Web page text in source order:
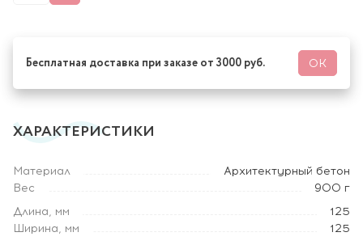
Бесплатная доставка при заказе от 3000 руб. ОК
ХАРАКТЕРИСТИКИ
Материал
Архитектурный бетон
Вес
900 г
Длина, мм
125
Ширина, мм
125